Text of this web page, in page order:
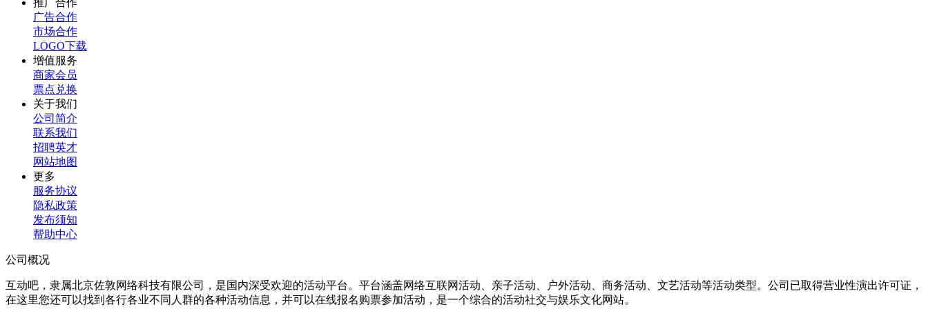
推广合作
广告合作
市场合作
LOGO下载
增值服务
商家会员
票点兑换
关于我们
公司简介
联系我们
招聘英才
网站地图
更多
服务协议
隐私政策
发布须知
帮助中心
公司概况
互动吧，隶属北京佐敦网络科技有限公司，是国内深受欢迎的活动平台。平台涵盖网络互联网活动、亲子活动、户外活动、商务活动、文艺活动等活动类型。公司已取得营业性演出许可证，
在这里您还可以找到各行各业不同人群的各种活动信息，并可以在线报名购票参加活动，是一个综合的活动社交与娱乐文化网站。